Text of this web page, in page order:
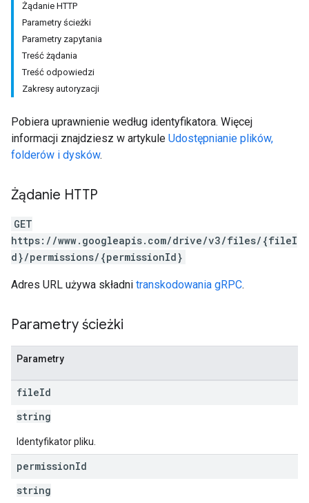
Żądanie HTTP
Parametry ścieżki
Parametry zapytania
Treść żądania
Treść odpowiedzi
Zakresy autoryzacji
Pobiera uprawnienie według identyfikatora. Więcej
informacji znajdziesz w artykule Udostępnianie plików,
folderów i dysków.
Żądanie HTTP
GET
https://www.googleapis.com/drive/v3/files/{fileI
d}/permissions/{permissionId}
Adres URL używa składni transkodowania gRPC.
Parametry ścieżki
Parametry
fileId
string
Identyfikator pliku.
permissionId
string